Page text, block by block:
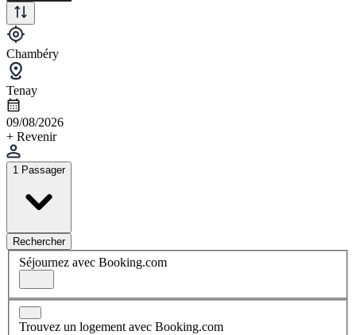
Chambéry
Tenay
09/08/2026
+ Revenir
1 Passager
Rechercher
Séjournez avec Booking.com
Trouvez un logement avec Booking.com